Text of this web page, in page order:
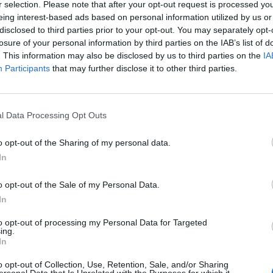
selection. Please note that after your opt-out request is processed
interest-based ads based on personal information utilized by us
to third parties prior to your opt-out. You may separately
of your personal information by third parties on the IAB’s list of
This information may also be disclosed by us to third parties on the
Participants that may further disclose it to other third parties.
Data Processing Opt Outs
opt-out of the Sharing of my personal data.
opt-out of the Sale of my Personal Data.
opt-out of processing my Personal Data for Targeted
opt-out of Collection, Use, Retention, Sale, and/or Sharing
esta reducción se le atribuye a la sección de
esta temporada de los 30 millones de
bajas de jugadores como Nikola Mirotić, Cory
Šarūnas Jasikevičius, que contaban con los
ha contribuido sobremanera a esta
salarial del baloncesto ha pasado de los 38
señala que los ingresos de la sección de
ingresos de 21 millones. El directivo ha indicado
para aumentar la asistencia al Palau. Ha
de euros y en la pasada temporada llegaron a
a que cuando el nuevo Palau esté terminado la
prevé más de 2 millones de beneficio
ya ha alcanzado la rentabilidad es la de fútbol